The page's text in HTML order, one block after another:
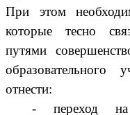
При этом
которые тесно
путями
отнести:
- переход